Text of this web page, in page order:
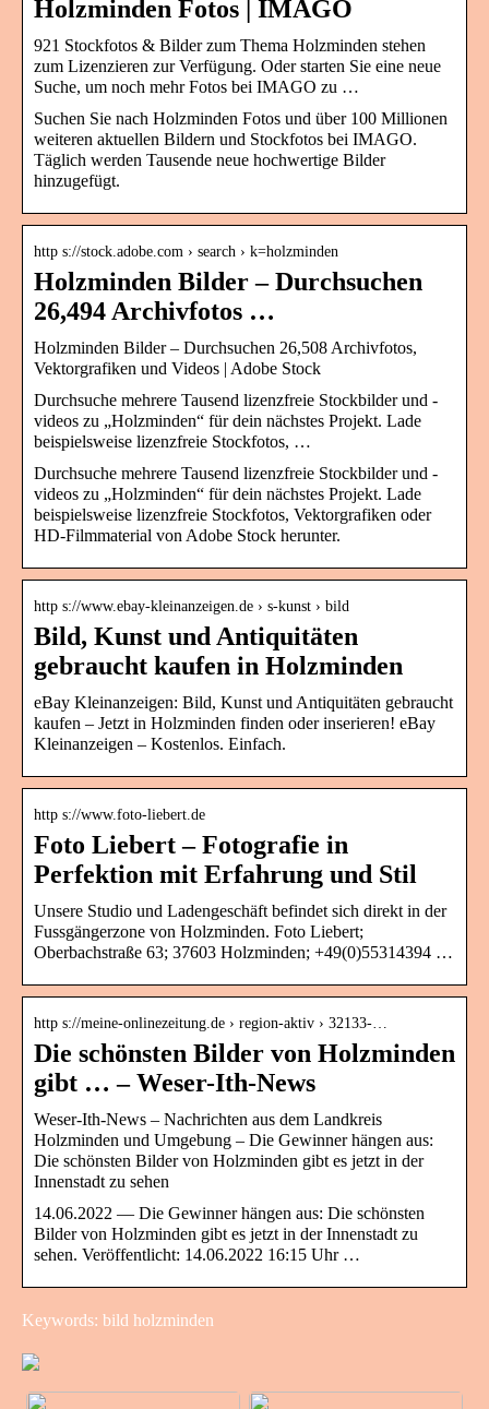
Holzminden Fotos | IMAGO
921 Stockfotos & Bilder zum Thema Holzminden stehen
zum Lizenzieren zur Verfügung. Oder starten Sie eine neue
Suche, um noch mehr Fotos bei IMAGO zu …
Suchen Sie nach Holzminden Fotos und über 100 Millionen
weiteren aktuellen Bildern und Stockfotos bei IMAGO.
Täglich werden Tausende neue hochwertige Bilder
hinzugefügt.
http s://stock.adobe.com › search › k=holzminden
Holzminden Bilder – Durchsuchen
26,494 Archivfotos …
Holzminden Bilder – Durchsuchen 26,508 Archivfotos,
Vektorgrafiken und Videos | Adobe Stock
Durchsuche mehrere Tausend lizenzfreie Stockbilder und -
videos zu „Holzminden“ für dein nächstes Projekt. Lade
beispielsweise lizenzfreie Stockfotos, …
Durchsuche mehrere Tausend lizenzfreie Stockbilder und -
videos zu „Holzminden“ für dein nächstes Projekt. Lade
beispielsweise lizenzfreie Stockfotos, Vektorgrafiken oder
HD-Filmmaterial von Adobe Stock herunter.
http s://www.ebay-kleinanzeigen.de › s-kunst › bild
Bild, Kunst und Antiquitäten
gebraucht kaufen in Holzminden
eBay Kleinanzeigen: Bild, Kunst und Antiquitäten gebraucht
kaufen – Jetzt in Holzminden finden oder inserieren! eBay
Kleinanzeigen – Kostenlos. Einfach.
http s://www.foto-liebert.de
Foto Liebert – Fotografie in
Perfektion mit Erfahrung und Stil
Unsere Studio und Ladengeschäft befindet sich direkt in der
Fussgängerzone von Holzminden. Foto Liebert;
Oberbachstraße 63; 37603 Holzminden; +49(0)55314394 …
http s://meine-onlinezeitung.de › region-aktiv › 32133-…
Die schönsten Bilder von Holzminden
gibt … – Weser-Ith-News
Weser-Ith-News – Nachrichten aus dem Landkreis
Holzminden und Umgebung – Die Gewinner hängen aus:
Die schönsten Bilder von Holzminden gibt es jetzt in der
Innenstadt zu sehen
14.06.2022 — Die Gewinner hängen aus: Die schönsten
Bilder von Holzminden gibt es jetzt in der Innenstadt zu
sehen. Veröffentlicht: 14.06.2022 16:15 Uhr …
Keywords: bild holzminden